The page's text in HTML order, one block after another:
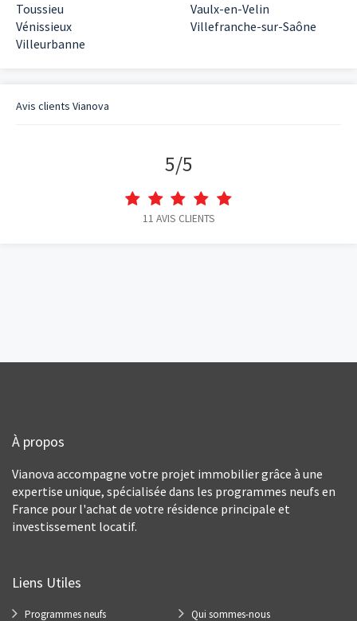
Toussieu
Vaulx-en-Velin
Vénissieux
Villefranche-sur-Saône
Villeurbanne
Avis clients Vianova
5/5
11 AVIS CLIENTS
À propos
Vianova accompagne votre projet immobilier grâce à une
expertise unique, spécialisée dans les programmes neufs en
France pour l'achat de votre résidence principale et
investissement locatif.
Liens Utiles
Programmes neufs
Qui sommes-nous